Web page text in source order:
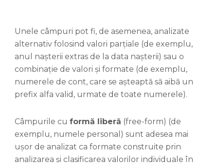
Unele câmpuri pot fi, de asemenea, analizate
alternativ folosind valori parțiale (de exemplu,
anul nașterii extras de la data nașterii) sau o
combinație de valori și formate (de exemplu,
numerele de cont, care se așteaptă să aibă un
prefix alfa valid, urmate de toate numerele).
Câmpurile cu formă liberă (free-form) (de
exemplu, numele personal) sunt adesea mai
ușor de analizat ca formate construite prin
analizarea și clasificarea valorilor individuale în